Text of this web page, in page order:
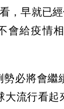
，早就已
會給疫情
必將會繼
流行看